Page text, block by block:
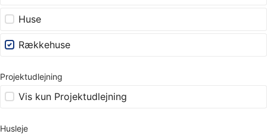
Huse
Rækkehuse
Projektudlejning
Vis kun Projektudlejning
Husleje